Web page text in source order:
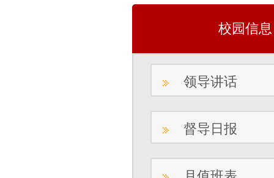
校园信息
领导讲话
督导日报